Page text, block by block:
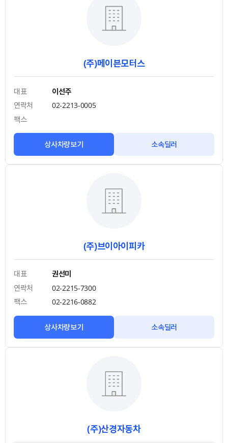
(주)메이븐모터스
대표
이선주
연락처
02-2213-0005
팩스
상사차량보기 소속딜러
(주)브이아이피카
대표
권선미
연락처
02-2215-7300
팩스
02-2216-0882
상사차량보기 소속딜러
(주)산경자동차